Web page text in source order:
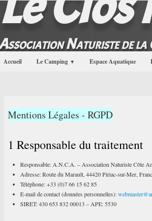
Naturiste de la
Accueil Le Camping ▼ Espace Aquatique
Mentions Légales - RGPD
1 Responsable du traitement
Responsable: A.N.C.A. – Association Naturiste Côte
Adresse: Route du Marault, 44420 Piriac-sur-Mer,
Téléphone: +33 (0)7 66 15 62 85
E-mail de contact (données personnelles):
SIRET: 430 653 832 00013 – APE: 5530